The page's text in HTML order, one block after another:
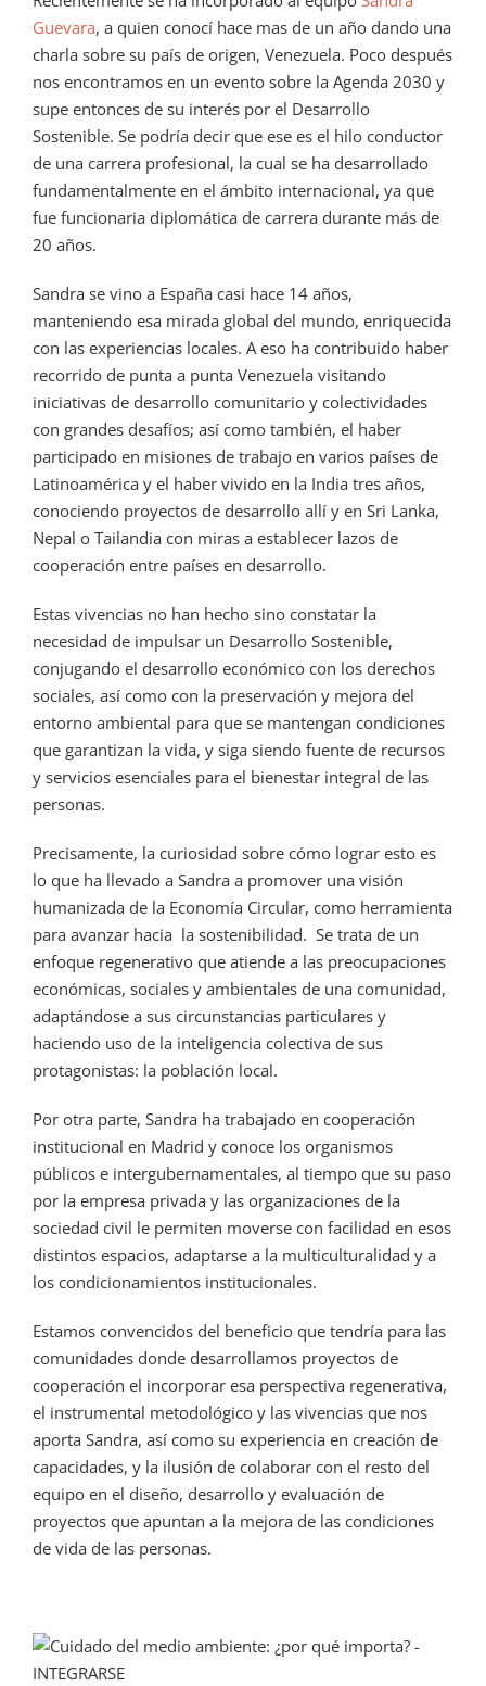
Guevara, a quien conocí hace mas de un año dando una
charla sobre su país de origen, Venezuela. Poco después
nos encontramos en un evento sobre la Agenda 2030 y
supe entonces de su interés por el Desarrollo
Sostenible. Se podría decir que ese es el hilo conductor
de una carrera profesional, la cual se ha desarrollado
fundamentalmente en el ámbito internacional, ya que
fue funcionaria diplomática de carrera durante más de
20 años.
Sandra se vino a España casi hace 14 años,
manteniendo esa mirada global del mundo, enriquecida
con las experiencias locales. A eso ha contribuido haber
recorrido de punta a punta Venezuela visitando
iniciativas de desarrollo comunitario y colectividades
con grandes desafíos; así como también, el haber
participado en misiones de trabajo en varios países de
Latinoamérica y el haber vivido en la India tres años,
conociendo proyectos de desarrollo allí y en Sri Lanka,
Nepal o Tailandia con miras a establecer lazos de
cooperación entre países en desarrollo.
Estas vivencias no han hecho sino constatar la
necesidad de impulsar un Desarrollo Sostenible,
conjugando el desarrollo económico con los derechos
sociales, así como con la preservación y mejora del
entorno ambiental para que se mantengan condiciones
que garantizan la vida, y siga siendo fuente de recursos
y servicios esenciales para el bienestar integral de las
personas.
Precisamente, la curiosidad sobre cómo lograr esto es
lo que ha llevado a Sandra a promover una visión
humanizada de la Economía Circular, como herramienta
para avanzar hacia la sostenibilidad. Se trata de un
enfoque regenerativo que atiende a las preocupaciones
económicas, sociales y ambientales de una comunidad,
adaptándose a sus circunstancias particulares y
haciendo uso de la inteligencia colectiva de sus
protagonistas: la población local.
Por otra parte, Sandra ha trabajado en cooperación
institucional en Madrid y conoce los organismos
públicos e intergubernamentales, al tiempo que su paso
por la empresa privada y las organizaciones de la
sociedad civil le permiten moverse con facilidad en esos
distintos espacios, adaptarse a la multiculturalidad y a
los condicionamientos institucionales.
Estamos convencidos del beneficio que tendría para las
comunidades donde desarrollamos proyectos de
cooperación el incorporar esa perspectiva regenerativa,
el instrumental metodológico y las vivencias que nos
aporta Sandra, así como su experiencia en creación de
capacidades, y la ilusión de colaborar con el resto del
equipo en el diseño, desarrollo y evaluación de
proyectos que apuntan a la mejora de las condiciones
de vida de las personas.